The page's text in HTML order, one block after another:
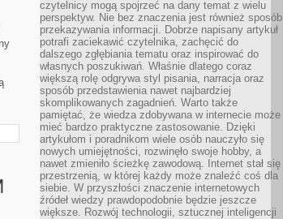
czytelnicy mogą spojrzeć na dany temat z wielu
perspektyw. Nie bez znaczenia jest również sposób
przekazywania informacji. Dobrze napisany artykuł
potrafi zaciekawić czytelnika, zachęcić do
dalszego zgłębiania tematu oraz inspirować do
własnych poszukiwań. Właśnie dlatego coraz
większą rolę odgrywa styl pisania, narracja oraz
sposób przedstawienia nawet najbardziej
skomplikowanych zagadnień. Warto także
pamiętać, że wiedza zdobywana w internecie może
mieć bardzo praktyczne zastosowanie. Dzięki
artykułom i poradnikom wiele osób nauczyło się
nowych umiejętności, rozwinęło swoje hobby, a
nawet zmieniło ścieżkę zawodową. Internet stał się
przestrzenią, w której każdy może znaleźć coś dla
siebie. W przyszłości znaczenie internetowych
źródeł wiedzy prawdopodobnie będzie jeszcze
większe. Rozwój technologii, sztucznej inteligencji